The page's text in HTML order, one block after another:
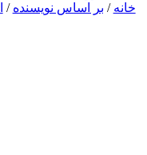
خانه / بر اساس نویسنده /